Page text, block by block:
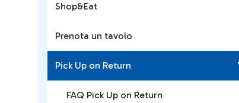
Shop&Eat
Prenota un tavolo
Pick Up on Return
FAQ Pick Up on Return